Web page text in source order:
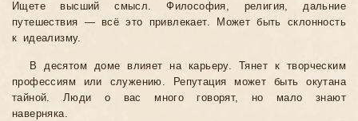
Ищете высший смысл. Философия, религия, дальние
путешествия — всё это привлекает. Может быть склонность
к идеализму.
В десятом доме влияет на карьеру. Тянет к творческим
профессиям или служению. Репутация может быть окутана
тайной. Люди о вас много говорят, но мало знают
наверняка.